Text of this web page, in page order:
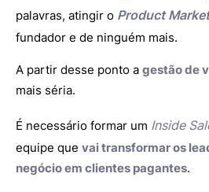
palavras, atingir o Product
fundador e de ninguém mais.
A partir desse ponto a gestão de
mais séria.
É necessário formar um Inside
equipe que vai transformar os
negócio em clientes pagantes.